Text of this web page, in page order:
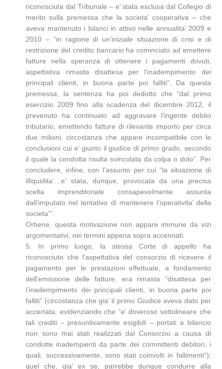
riconosciuta dal Tribunale – e’ stata esclusa dal Collegio di
merito sulla premessa che la societa’ cooperativa – che
aveva mantenuto i bilanci in attivo nelle annualita’ 2009 e
2010 – “in ragione di un’iniziale situazione di crisi e di
restrizione del credito bancario ha cominciato ad emettere
fatture nella speranza di ottenere i pagamenti dovuti,
aspettativa rimasta disattesa per l’inadempimento dei
principali clienti, in buona parte poi falliti”. Da questa
premessa, la sentenza ha poi dedotto che “dal primo
esercizio 2009 fino alla scadenza del dicembre 2012, il
prevenuto ha continuato ad aggravare l’ingente debito
tributario, emettendo fatture di rilevante importo per circa
due milioni, circostanza che appare incompatibile con le
conclusioni cui e’ giunto il giudice di primo grado, secondo
il quale la condotta risulta svincolata da colpa o dolo”. Per
concludere, infine, con l’assunto per cui “la situazione di
illiquidita’…e’ stata, dunque, provocata da una precisa
scelta imprenditoriale consapevolmente assunta
dall’imputato nel tentativo di mantenere l’operativita’ della
societa’”.
Orbene, questa motivazione non appare immune da vizi
argomentativi, nei termini appena sopra accennati.
5. In primo luogo, la stessa Corte di appello ha
riconosciuto che l’aspettativa del consorzio di ricevere il
pagamento per le prestazioni effettuate, a fondamento
dell’emissione delle fatture, era rimasta “disattesa per
l’inadempimento dei principali clienti, in buona parte poi
falliti” (circostanza che gia’ il primo Giudice aveva dato per
accertata, evidenziando che “e’ doveroso sottolineare che
tali crediti – presuntivamente esigibili – portati a bilancio
non sono mai stati realizzati dal Consorzio a causa di
condotte inadempienti da parte dei committenti debitori, i
quali, successivamente, sono stati coinvolti in fallimenti”);
quel che, gia’ ex se, parrebbe dunque condurre alla